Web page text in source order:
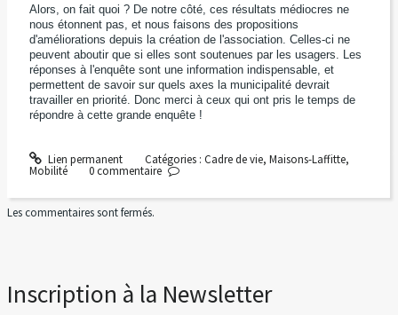
Alors, on fait quoi ? De notre côté, ces résultats médiocres ne
nous étonnent pas, et nous faisons des propositions
d'améliorations depuis la création de l'association. Celles-ci ne
peuvent aboutir que si elles sont soutenues par les usagers. Les
réponses à l'enquête sont une information indispensable, et
permettent de savoir sur quels axes la municipalité devrait
travailler en priorité. Donc merci à ceux qui ont pris le temps de
répondre à cette grande enquête !
Lien permanent Catégories : Cadre de vie, Maisons-Laffitte,
Mobilité 0commentaire
Les commentaires sont fermés.
Inscription à la Newsletter